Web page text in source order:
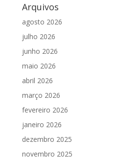
Arquivos
agosto 2026
julho 2026
junho 2026
maio 2026
abril 2026
março 2026
fevereiro 2026
janeiro 2026
dezembro 2025
novembro 2025